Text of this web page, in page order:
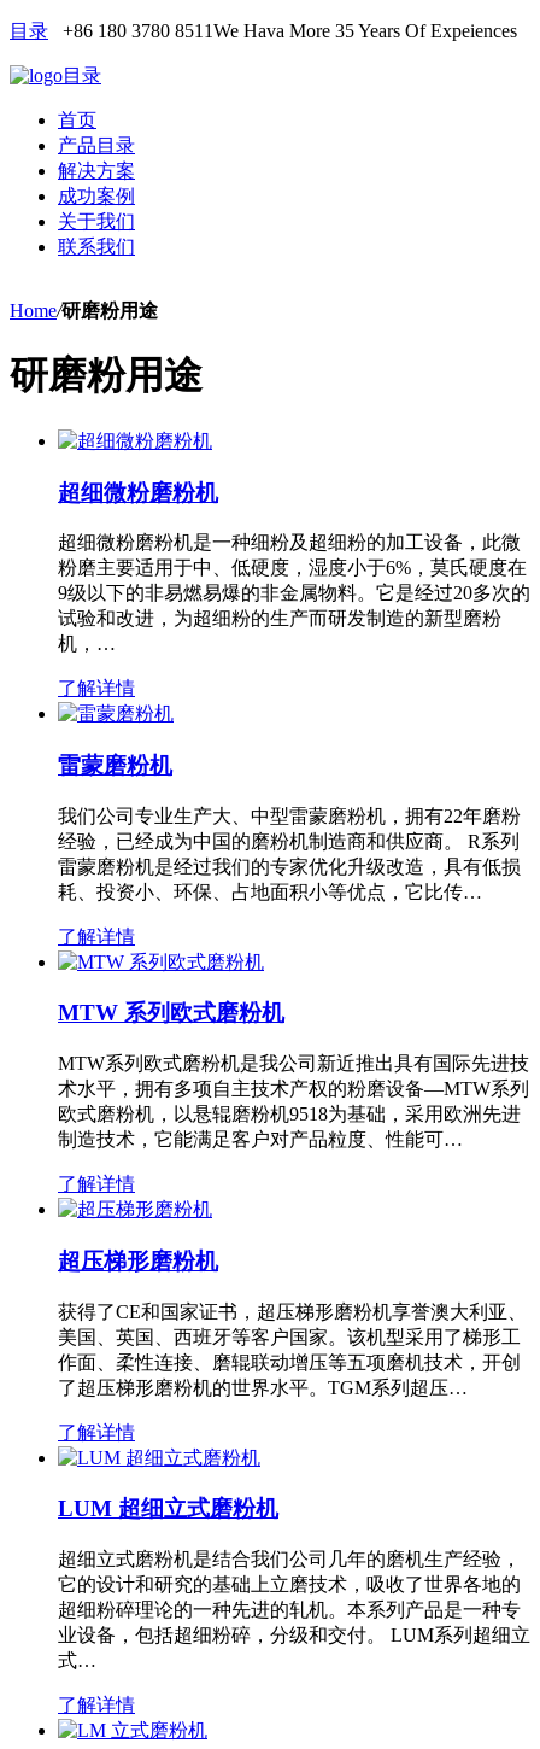
目录 +86 180 3780 8511We Hava More 35 Years Of Expeiences
目录
首页
产品目录
解决方案
成功案例
关于我们
联系我们
Home/研磨粉用途
研磨粉用途
超细微粉磨粉机
超细微粉磨粉机是一种细粉及超细粉的加工设备，此微
粉磨主要适用于中、低硬度，湿度小于6%，莫氏硬度在
9级以下的非易燃易爆的非金属物料。它是经过20多次的
试验和改进，为超细粉的生产而研发制造的新型磨粉
机，…
了解详情
雷蒙磨粉机
我们公司专业生产大、中型雷蒙磨粉机，拥有22年磨粉
经验，已经成为中国的磨粉机制造商和供应商。 R系列
雷蒙磨粉机是经过我们的专家优化升级改造，具有低损
耗、投资小、环保、占地面积小等优点，它比传…
了解详情
MTW 系列欧式磨粉机
MTW系列欧式磨粉机是我公司新近推出具有国际先进技
术水平，拥有多项自主技术产权的粉磨设备—MTW系列
欧式磨粉机，以悬辊磨粉机9518为基础，采用欧洲先进
制造技术，它能满足客户对产品粒度、性能可…
了解详情
超压梯形磨粉机
获得了CE和国家证书，超压梯形磨粉机享誉澳大利亚、
美国、英国、西班牙等客户国家。该机型采用了梯形工
作面、柔性连接、磨辊联动增压等五项磨机技术，开创
了超压梯形磨粉机的世界水平。TGM系列超压…
了解详情
LUM 超细立式磨粉机
超细立式磨粉机是结合我们公司几年的磨机生产经验，
它的设计和研究的基础上立磨技术，吸收了世界各地的
超细粉碎理论的一种先进的轧机。本系列产品是一种专
业设备，包括超细粉碎，分级和交付。 LUM系列超细立
式…
了解详情